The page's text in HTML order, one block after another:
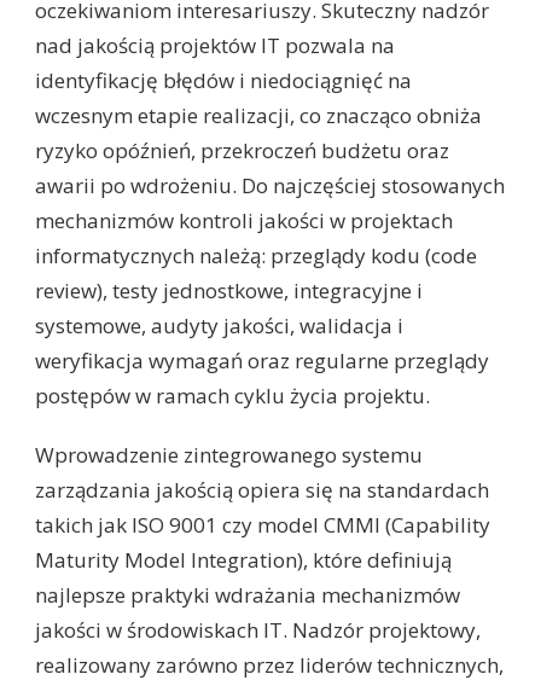
oczekiwaniom interesariuszy. Skuteczny nadzór
nad jakością projektów IT pozwala na
identyfikację błędów i niedociągnięć na
wczesnym etapie realizacji, co znacząco obniża
ryzyko opóźnień, przekroczeń budżetu oraz
awarii po wdrożeniu. Do najczęściej stosowanych
mechanizmów kontroli jakości w projektach
informatycznych należą: przeglądy kodu (code
review), testy jednostkowe, integracyjne i
systemowe, audyty jakości, walidacja i
weryfikacja wymagań oraz regularne przeglądy
postępów w ramach cyklu życia projektu.
Wprowadzenie zintegrowanego systemu
zarządzania jakością opiera się na standardach
takich jak ISO 9001 czy model CMMI (Capability
Maturity Model Integration), które definiują
najlepsze praktyki wdrażania mechanizmów
jakości w środowiskach IT. Nadzór projektowy,
realizowany zarówno przez liderów technicznych,